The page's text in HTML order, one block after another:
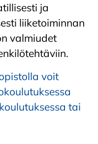
ja
liiketoiminnan
valmiudet
voit
tai